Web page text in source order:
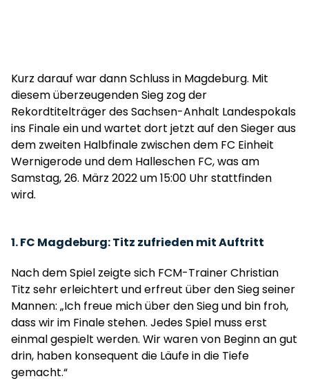
Kurz darauf war dann Schluss in Magdeburg. Mit
diesem überzeugenden Sieg zog der
Rekordtitelträger des Sachsen-Anhalt Landespokals
ins Finale ein und wartet dort jetzt auf den Sieger aus
dem zweiten Halbfinale zwischen dem FC Einheit
Wernigerode und dem Halleschen FC, was am
Samstag, 26. März 2022 um 15:00 Uhr stattfinden
wird.
1. FC Magdeburg: Titz zufrieden mit Auftritt
Nach dem Spiel zeigte sich FCM-Trainer Christian
Titz sehr erleichtert und erfreut über den Sieg seiner
Mannen: „Ich freue mich über den Sieg und bin froh,
dass wir im Finale stehen. Jedes Spiel muss erst
einmal gespielt werden. Wir waren von Beginn an gut
drin, haben konsequent die Läufe in die Tiefe
gemacht.“